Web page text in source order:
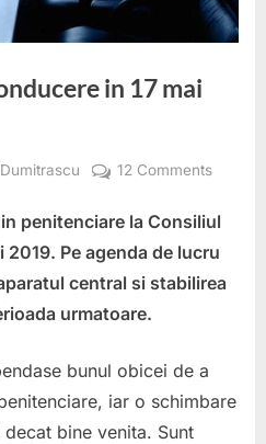
in 17 mai
12 Commentson
consiliu
de
in
penitenciare la Consiliul
2019. Pe agenda de lucru
central si stabilirea
urmatoare.
bunul obicei de a
iar o schimbare
bine venita. Sunt